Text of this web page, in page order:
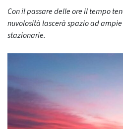
Con il passare delle ore il tempo
nuvolosità lascerà spazio ad
stazionarie.